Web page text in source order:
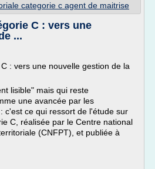
categorie c agent de maitrise
C : vers une
...
: vers une nouvelle gestion de la
lisible" mais qui reste
une avancée par les
c'est ce qui ressort de l'étude sur
C, réalisée par le Centre national
(CNFPT), et publiée à